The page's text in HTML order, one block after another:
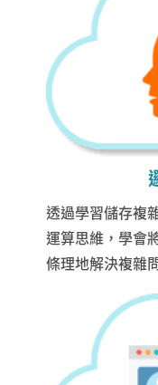
透過學習儲存複
運算思維，學會
條理地解決複雜